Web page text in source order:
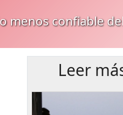
menos confiable
Leer